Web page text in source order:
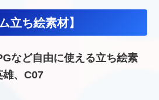
立ち絵素材】
など自由に使える立ち絵素
雄、C07